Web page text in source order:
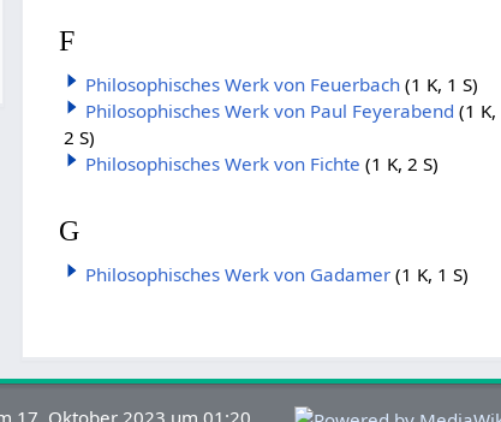
F
Philosophisches Werk von Feuerbach (1 K, 1 S)
Philosophisches Werk von Paul Feyerabend (1 K,
2 S)
Philosophisches Werk von Fichte (1 K, 2 S)
G
Philosophisches Werk von Gadamer (1 K, 1 S)
17. Oktober 2023 um 01:20